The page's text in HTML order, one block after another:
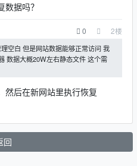
据吗？
0 2楼
空白 但是网站数据能够正常访问 我
数据大概20W左右静态文件 这个需
然后在新网站里执行恢复
回